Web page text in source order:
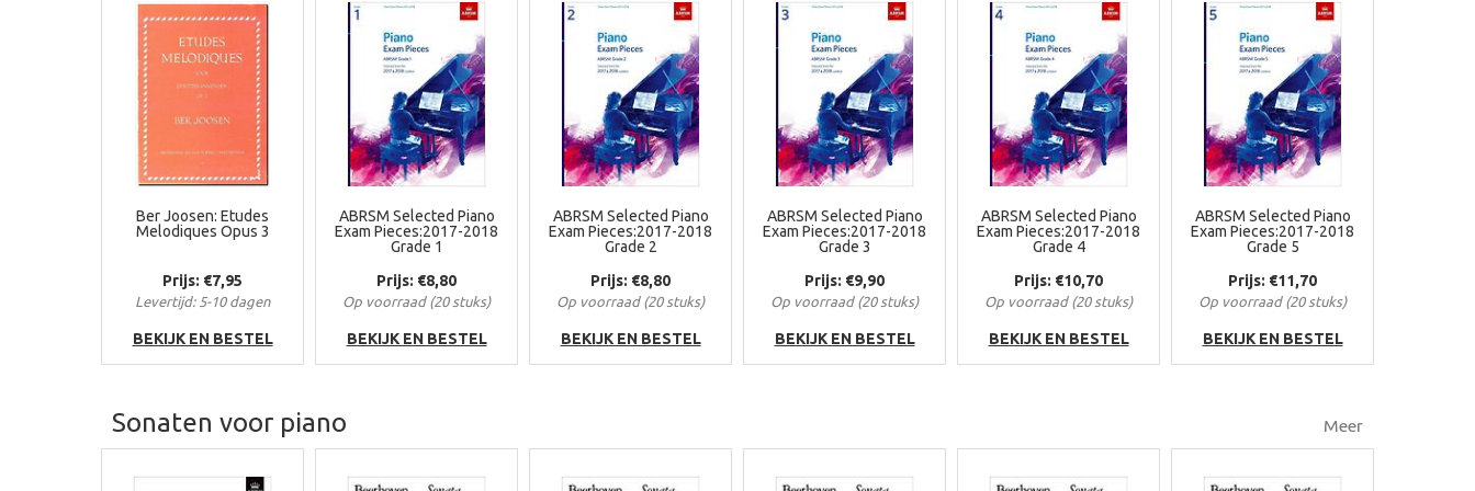
Ber Joosen: Etudes
Melodiques Opus 3
Prijs: €7,95
Levertijd: 5-10 dagen
BEKIJK EN BESTEL
ABRSM Selected Piano
Exam Pieces:2017-2018
Grade 1
Prijs: €8,80
Op voorraad (20 stuks)
BEKIJK EN BESTEL
ABRSM Selected Piano
Exam Pieces:2017-2018
Grade 2
Prijs: €8,80
Op voorraad (20 stuks)
BEKIJK EN BESTEL
ABRSM Selected Piano
Exam Pieces:2017-2018
Grade 3
Prijs: €9,90
Op voorraad (20 stuks)
BEKIJK EN BESTEL
ABRSM Selected Piano
Exam Pieces:2017-2018
Grade 4
Prijs: €10,70
Op voorraad (20 stuks)
BEKIJK EN BESTEL
ABRSM Selected Piano
Exam Pieces:2017-2018
Grade 5
Prijs: €11,70
Op voorraad (20 stuks)
BEKIJK EN BESTEL
Meer
Sonaten voor piano